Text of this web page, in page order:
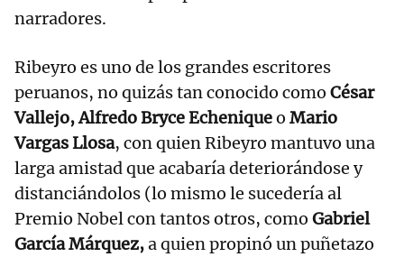
narradores.
Ribeyro es uno de los grandes escritores
peruanos, no quizás tan conocido como César
Vallejo, Alfredo Bryce Echeniqueo Mario
Vargas Llosa, con quien Ribeyro mantuvo una
larga amistad que acabaría deteriorándose y
distanciándolos (lo mismo le sucedería al
Premio Nobel con tantos otros, como Gabriel
García Márquez,a quien propinó un puñetazo